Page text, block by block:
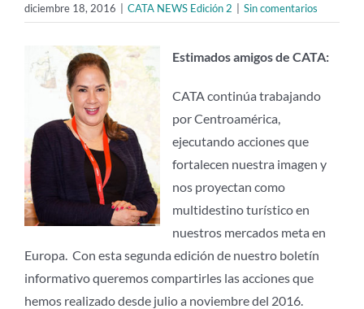
diciembre 18, 2016 | CATA NEWS Edición 2 | Sin comentarios
Estimados amigos de CATA:
CATA continúa trabajando
por Centroamérica,
ejecutando acciones que
fortalecen nuestra imagen y
nos proyectan como
multidestino turístico en
nuestros mercados meta en
Europa. Con esta segunda edición de nuestro boletín
informativo queremos compartirles las acciones que
hemos realizado desde julio a noviembre del 2016.